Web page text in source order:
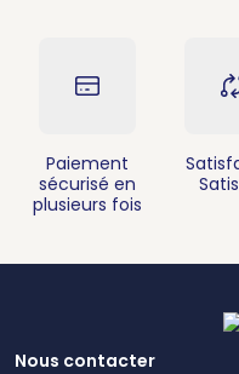
Paiement
sécurisé en
plusieurs fois
Nous contacter